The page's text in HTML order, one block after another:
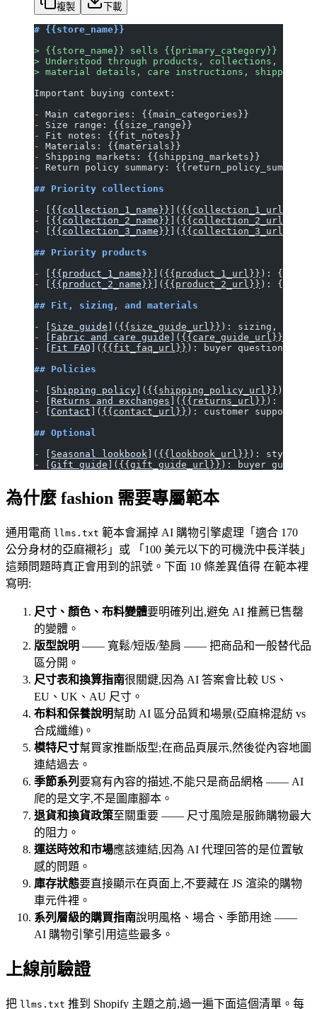
複製 下載
# {{store_name}}
> {{store_name}} sells {{primary_category}} for
> Understood through products, collections, size
> material details, care instructions, shipping
Important buying context:
-
Main categories: {{main_categories}}
-
Size range: {{size_range}}
-
Fit notes: {{fit_notes}}
-
Materials: {{materials}}
-
Shipping markets: {{shipping_markets}}
-
Return policy summary: {{return_policy_summary}}
## Priority collections
-
{{collection_1_name}} ]( {{collection_1_url}}
-
{{collection_2_name}} ]( {{collection_2_url}}
-
{{collection_3_name}} ]( {{collection_3_url}}
## Priority products
-
{{product_1_name}} ]( {{product_1_url}} ):
-
{{product_2_name}} ]( {{product_2_url}} ):
## Fit, sizing, and materials
-
Size guide ]( {{size_guide_url}} ): sizing,
-
Fabric and care guide ]( {{care_guide_url}}
-
Fit FAQ ]( {{fit_faq_url}} ): buyer questions
## Policies
-
Shipping policy ]( {{shipping_policy_url}} ):
-
Returns and exchanges ]( {{returns_url}} ): return
-
Contact ]( {{contact_url}} ): customer support
## Optional
-
Seasonal lookbook ]( {{lookbook_url}} ): styling
-
Gift guide ]( {{gift_guide_url}} ): buyer
為什麼 fashion 需要專屬範本
通用電商 llms.txt 範本會漏掉 AI 購物引擎處理「適合 170
公分身材的亞麻襯衫」或 「100 美元以下的可機洗中長洋裝」
這類問題時真正會用到的訊號。下面 10 條差異值得 在範本裡
寫明:
尺寸、顏色、布料變體要明確列出,避免 AI 推薦已售罄
的變體。
版型說明 —— 寬鬆/短版/墊肩 —— 把商品和一般替代品
區分開。
尺寸表和換算指南很關鍵,因為 AI 答案會比較 US、
EU、UK、AU 尺寸。
布料和保養說明幫助 AI 區分品質和場景(亞麻棉混紡 vs
合成纖維)。
模特尺寸幫買家推斷版型;在商品頁展示,然後從內容地圖
連結過去。
季節系列 要寫有內容的描述,不能只是商品網格 —— AI
爬的是文字,不是圖庫腳本。
退貨和換貨政策至關重要 —— 尺寸風險是服飾購物最大
的阻力。
運送時效和市場應該連結,因為 AI 代理回答的是位置敏
感的問題。
庫存狀態要直接顯示在頁面上,不要藏在 JS 渲染的購物
車元件裡。
系列層級的購買指南說明風格、場合、季節用途 ——
AI 購物引擎引用這些最多。
上線前驗證
把 llms.txt 推到 Shopify 主題之前,過一遍下面這個清單。每